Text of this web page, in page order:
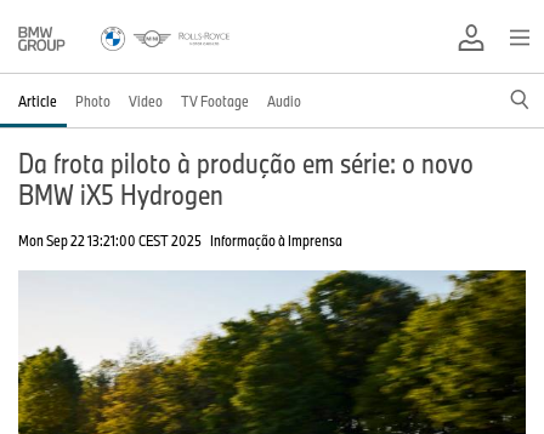
Article Photo Video TV Footage Audio
Da frota piloto à produção em série: o novo
BMW iX5 Hydrogen
Mon Sep 22 13:21:00 CEST 2025 Informação à Imprensa